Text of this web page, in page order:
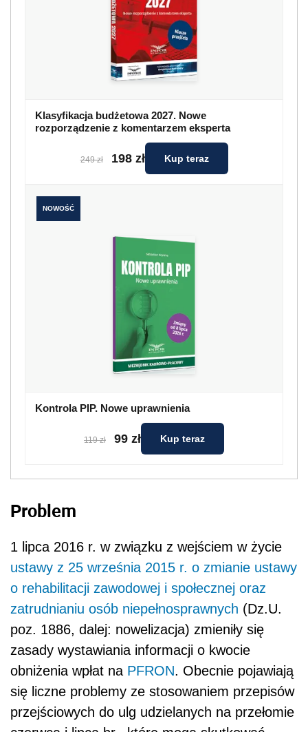
Klasyfikacja budżetowa 2027. Nowe
rozporządzenie z komentarzem eksperta
249 zł 198 zł Kup teraz
NOWOŚĆ
Kontrola PIP. Nowe uprawnienia
119 zł 99 zł Kup teraz
Problem
1 lipca 2016 r. w związku z wejściem w życie
ustawy z 25 września 2015 r. o zmianie ustawy
o rehabilitacji zawodowej i społecznej oraz
zatrudnianiu osób niepełnosprawnych (Dz.U.
poz. 1886, dalej: nowelizacja) zmieniły się
zasady wystawiania informacji o kwocie
obniżenia wpłat na PFRON. Obecnie pojawiają
się liczne problemy ze stosowaniem przepisów
przejściowych do ulg udzielanych na przełomie